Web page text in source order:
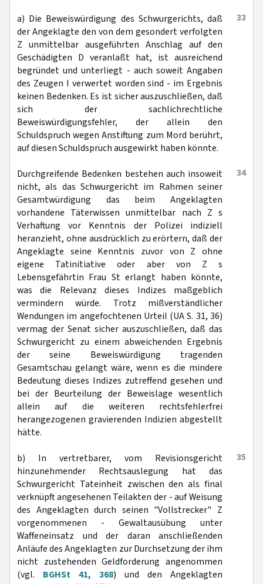
33
a) Die Beweiswürdigung des Schwurgerichts, daß
der Angeklagte den von dem gesondert verfolgten
Z unmittelbar ausgeführten Anschlag auf den
Geschädigten D veranlaßt hat, ist ausreichend
begründet und unterliegt - auch soweit Angaben
des Zeugen I verwertet worden sind - im Ergebnis
keinen Bedenken. Es ist sicher auszuschließen, daß
sich der sachlichrechtliche
Beweiswürdigungsfehler, der allein den
Schuldspruch wegen Anstiftung zum Mord berührt,
auf diesen Schuldspruch ausgewirkt haben könnte.
34
Durchgreifende Bedenken bestehen auch insoweit
nicht, als das Schwurgericht im Rahmen seiner
Gesamtwürdigung das beim Angeklagten
vorhandene Täterwissen unmittelbar nach Z s
Verhaftung vor Kenntnis der Polizei indiziell
heranzieht, ohne ausdrücklich zu erörtern, daß der
Angeklagte seine Kenntnis zuvor von Z ohne
eigene Tatinitiative oder aber von Z s
Lebensgefährtin Frau St erlangt haben könnte,
was die Relevanz dieses Indizes maßgeblich
vermindern würde. Trotz mißverständlicher
Wendungen im angefochtenen Urteil (UA S. 31, 36)
vermag der Senat sicher auszuschließen, daß das
Schwurgericht zu einem abweichenden Ergebnis
der seine Beweiswürdigung tragenden
Gesamtschau gelangt wäre, wenn es die mindere
Bedeutung dieses Indizes zutreffend gesehen und
bei der Beurteilung der Beweislage wesentlich
allein auf die weiteren rechtsfehlerfrei
herangezogenen gravierenden Indizien abgestellt
hätte.
35
b) In vertretbarer, vom Revisionsgericht
hinzunehmender Rechtsauslegung hat das
Schwurgericht Tateinheit zwischen den als final
verknüpft angesehenen Teilakten der - auf Weisung
des Angeklagten durch seinen "Vollstrecker" Z
vorgenommenen - Gewaltausübung unter
Waffeneinsatz und der daran anschließenden
Anläufe des Angeklagten zur Durchsetzung der ihm
nicht zustehenden Geldforderung angenommen
(vgl. BGHSt 41, 368) und den Angeklagten